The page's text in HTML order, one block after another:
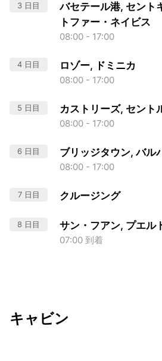
3 日目
バセテール港, セント
トファー・ネイビス
08:00 - 17:00
4 日目 ロゾー, ドミニカ
08:00 - 17:00
5 日目 カストリーズ, セント
08:00 - 17:00
6 日目 ブリッジタウン, バル
08:00 - 17:00
7 日目 クルージング
8 日目 サン・フアン, プエル
07:00 到着
キャビン